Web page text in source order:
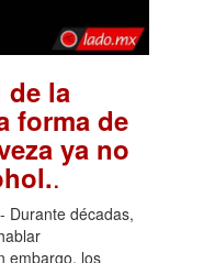
de la
forma de
ya no
.
Durante décadas,
embargo, los